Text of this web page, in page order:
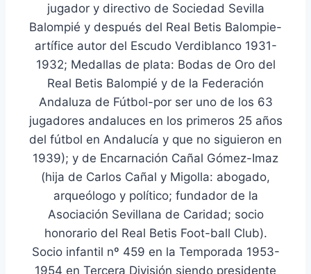
jugador y directivo de Sociedad Sevilla
Balompié y después del Real Betis Balompie-
artífice autor del Escudo Verdiblanco 1931-
1932; Medallas de plata: Bodas de Oro del
Real Betis Balompié y de la Federación
Andaluza de Fútbol-por ser uno de los 63
jugadores andaluces en los primeros 25 años
del fútbol en Andalucía y que no siguieron en
1939); y de Encarnación Cañal Gómez-Imaz
(hija de Carlos Cañal y Migolla: abogado,
arqueólogo y político; fundador de la
Asociación Sevillana de Caridad; socio
honorario del Real Betis Foot-ball Club).
Socio infantil nº 459 en la Temporada 1953-
1954 en Tercera División siendo presidente